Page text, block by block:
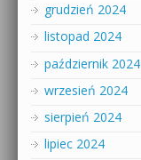
grudzień 2024
listopad 2024
październik 2024
wrzesień 2024
sierpień 2024
lipiec 2024